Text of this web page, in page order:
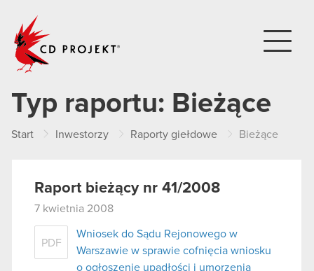
Typ raportu: Bieżące
Start Inwestorzy Raporty giełdowe Bieżące
Raport bieżący nr 41/2008
7 kwietnia 2008
PDF
Wniosek do Sądu Rejonowego w
Warszawie w sprawie cofnięcia wniosku
o ogłoszenie upadłości i umorzenia